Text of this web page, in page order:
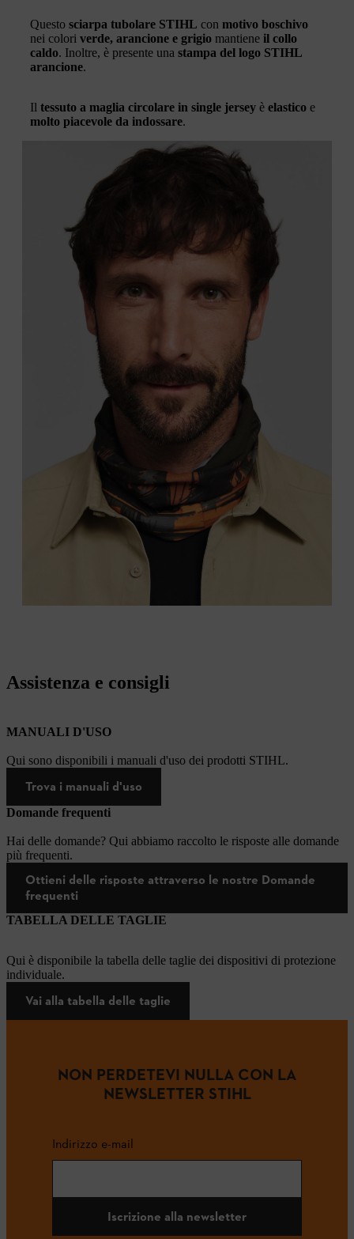
Questo sciarpa tubolare STIHL con motivo boschivo
nei colori verde, arancione e grigio mantiene il collo
caldo. Inoltre, è presente una stampa del logo STIHL
arancione.
Il tessuto a maglia circolare in single jersey è elastico e
molto piacevole da indossare.
Assistenza e consigli
MANUALI D'USO
Qui sono disponibili i manuali d'uso dei prodotti STIHL.
Trova i manuali d'uso
Domande frequenti
Hai delle domande? Qui abbiamo raccolto le risposte alle domande
più frequenti.
Ottieni delle risposte attraverso le nostre Domande
frequenti
TABELLA DELLE TAGLIE
Qui è disponibile la tabella delle taglie dei dispositivi di protezione
individuale.
Vai alla tabella delle taglie
NON PERDETEVI NULLA CON LA
NEWSLETTER STIHL
Indirizzo e-mail
Iscrizione alla newsletter